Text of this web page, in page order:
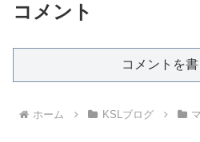
コメント
コメントを
ホーム KSLブログ